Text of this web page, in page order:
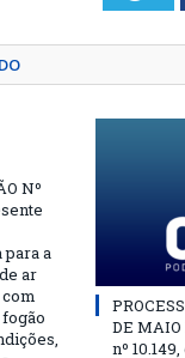
Nº
para a
ar
DE
nº